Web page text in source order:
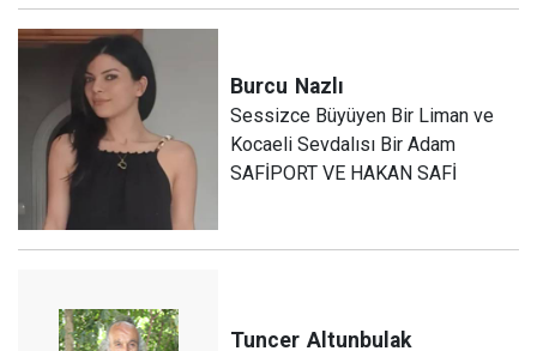
Burcu Nazlı
Sessizce Büyüyen Bir Liman ve
Kocaeli Sevdalısı Bir Adam
SAFİPORT VE HAKAN SAFİ
Tuncer Altunbulak